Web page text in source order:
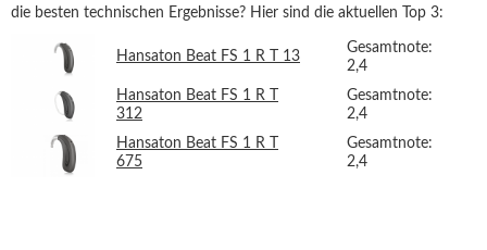
die besten technischen Ergebnisse? Hier sind die aktuellen Top 3:
Hansaton Beat FS 1 R T 13
Gesamtnote:
2,4
Hansaton Beat FS 1 R T
312
Gesamtnote:
2,4
Hansaton Beat FS 1 R T
675
Gesamtnote:
2,4